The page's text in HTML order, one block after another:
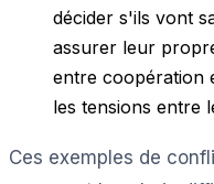
décider s'ils vont
assurer leur
entre coopération
les tensions entre
Ces exemples de